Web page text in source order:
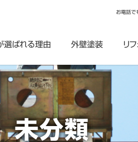
お電話で
選ばれる理由 外壁塗装 リ
未分類